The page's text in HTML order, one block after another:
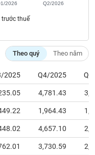
trước thuế
2026 Q2/2026
Theo quý Theo năm
2025 Q4/2025
4,781.43
1,964.43
4,657.10
3,730.59